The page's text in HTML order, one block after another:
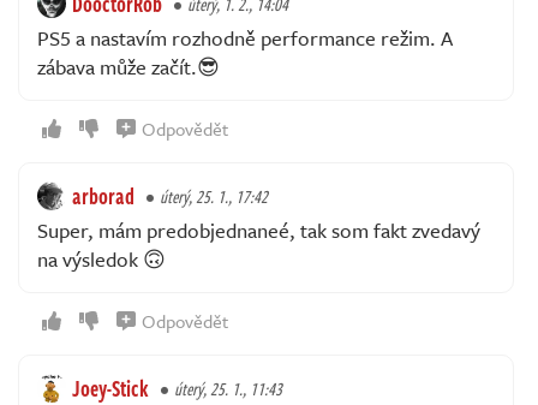
PS5 a nastavím rozhodně performance režim. A
zábava může začít.😎
Odpovědět
arborad úterý, 25. 1., 17:42
Super, mám predobjednaneé, tak som fakt zvedavý
na výsledok 🙃
Odpovědět
Joey-Stick úterý, 25. 1., 11:43